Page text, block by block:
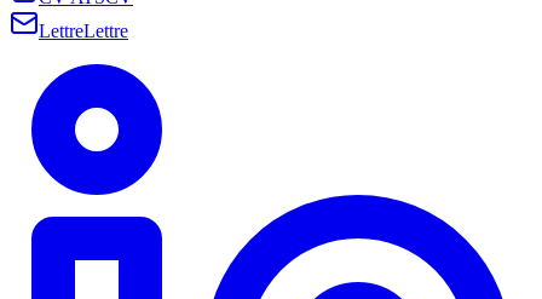
LettreLettre